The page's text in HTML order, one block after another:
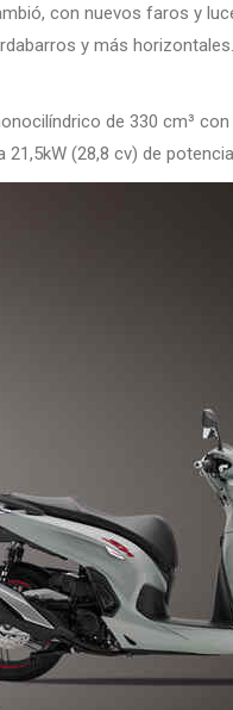
con nuevos faros y
y más
de 330 cm³
(28,8 cv) de